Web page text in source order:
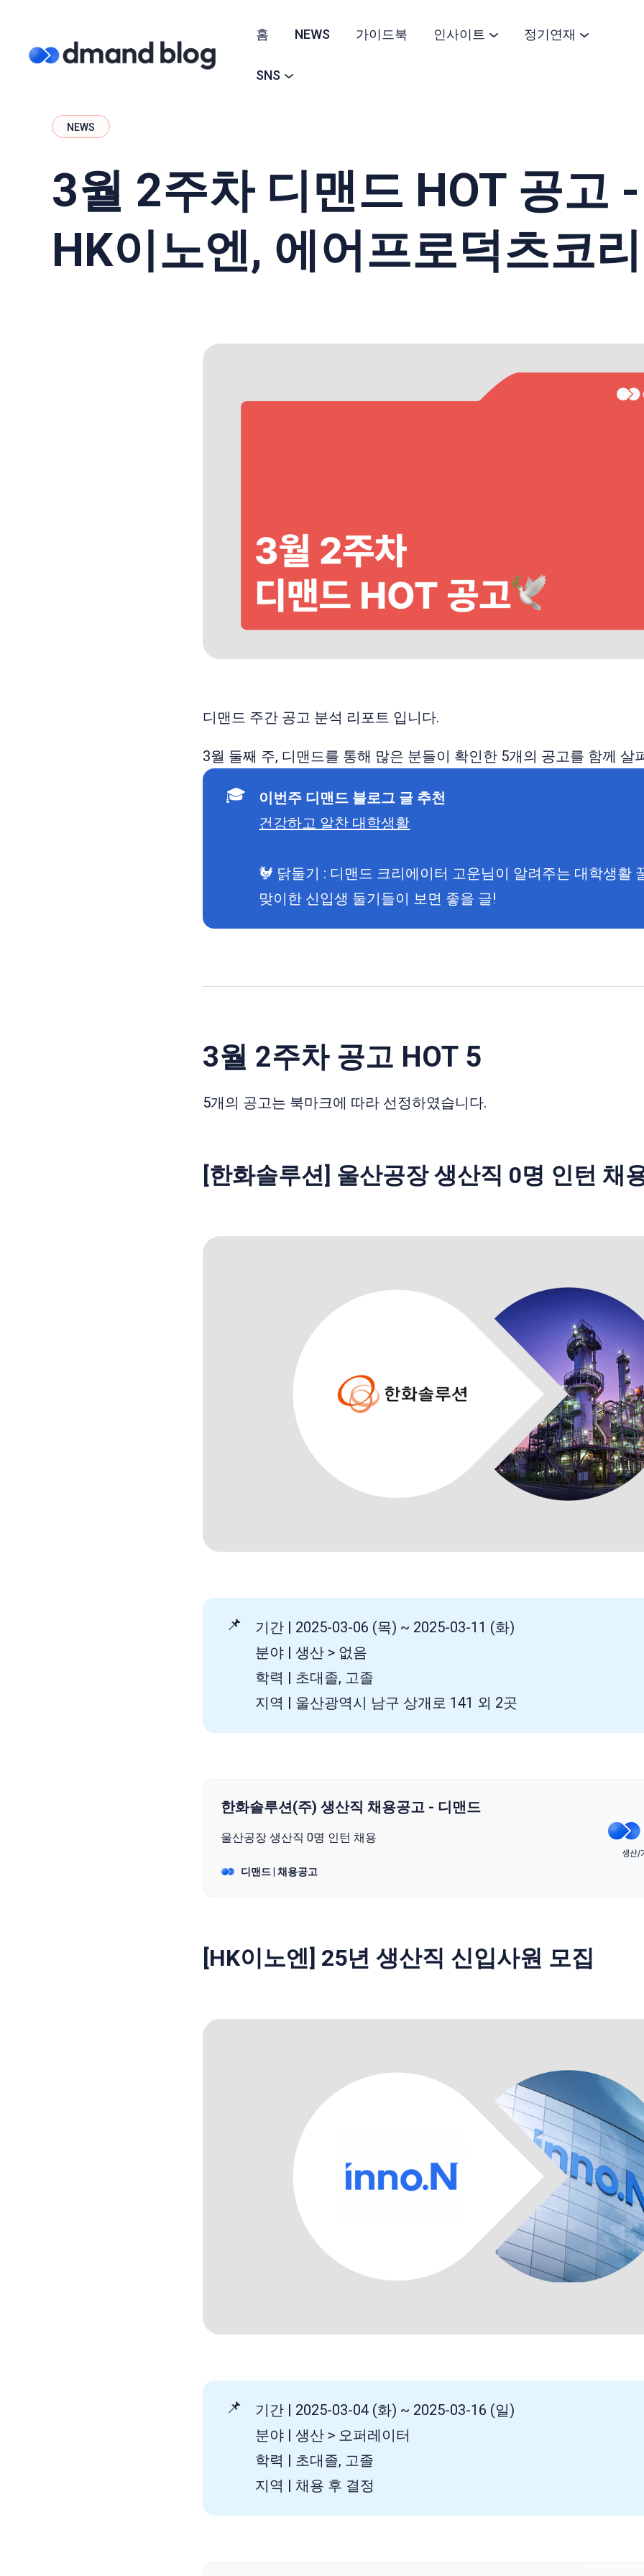
홈 NEWS 가이드북 인사이트 정기연재
SNS
NEWS
3월 2주차 디맨드 HOT 공고
HK이노엔, 에어프로덕츠코
디맨드 주간 공고 분석 리포트 입니다.
3월 둘째 주, 디맨드를 통해 많은 분들이 확인한 5개의 공고를 함께 살
🎓
이번주 디맨드 블로그 글 추천
건강하고 알찬 대학생활
🐓 닭둘기 : 디맨드 크리에이터 고운님이 알려주는 대학생활
맞이한 신입생 둘기들이 보면 좋을 글!
3월 2주차 공고 HOT 5
5개의 공고는 북마크에 따라 선정하였습니다.
[한화솔루션] 울산공장 생산직 0명 인턴 채
📌
기간 | 2025-03-06 (목) ~ 2025-03-11 (화)
분야 | 생산 > 없음
학력 | 초대졸, 고졸
지역 | 울산광역시 남구 상개로 141 외 2곳
한화솔루션(주) 생산직 채용공고 - 디맨드
울산공장 생산직 0명 인턴 채용
디맨드 | 채용공고
[HK이노엔] 25년 생산직 신입사원 모집
📌
기간 | 2025-03-04 (화) ~ 2025-03-16 (일)
분야 | 생산 > 오퍼레이터
학력 | 초대졸, 고졸
지역 | 채용 후 결정